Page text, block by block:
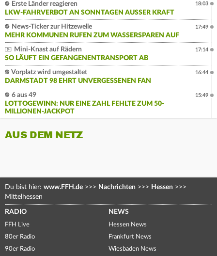
Erste Länder reagieren
LKW-FAHRVERBOT AN SONNTAGEN AUSSER KRAFT
18:03
News-Ticker zur Hitzewelle
MEHR KOMMUNEN RUFEN ZUM WASSERSPAREN AUF
17:49
Mini-Knast auf Rädern
SO LÄUFT EIN GEFANGENENTRANSPORT AB
17:14
Vorplatz wird umgestaltet
DARMSTADT 98 EHRT UNVERGESSENEN FAN
16:44
6 aus 49
LOTTOGEWINN: NUR EINE ZAHL FEHLTE ZUM 50-
MILLIONEN-JACKPOT
15:49
AUS DEM NETZ
Du bist hier: www.FFH.de >>> Nachrichten >>> Hessen >>>
Mittelhessen
RADIO
FFH Live
80er Radio
90er Radio
NEWS
Hessen News
Frankfurt News
Wiesbaden News